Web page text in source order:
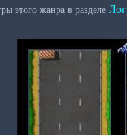
этого жанра в разделе